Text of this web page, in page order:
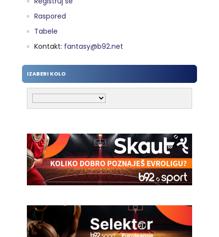
Raspored
Tabele
Kontakt: fantasy@b92.net
IZABERI KOLO